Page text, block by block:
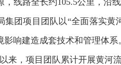
，线路全长约105.5公里，沿
集团项目团队以“全面落实黄
影响建造成套技术和管理体系
来，项目团队累计开展黄河